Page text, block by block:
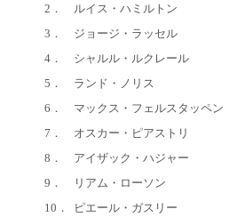
2．
ルイス・ハミルトン
3．
ジョージ・ラッセル
4．
シャルル・ルクレール
5．
ランド・ノリス
6．
マックス・フェルスタッペン
7．
オスカー・ピアストリ
8．
アイザック・ハジャー
9．
リアム・ローソン
10．
ピエール・ガスリー